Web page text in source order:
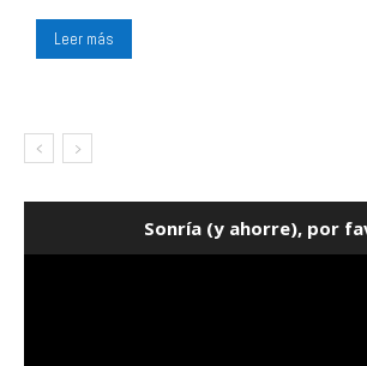
Leer más
Sonría (y ahorre), por